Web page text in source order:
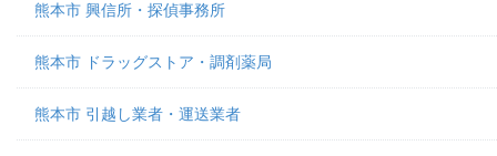
熊本市 興信所・探偵事務所
熊本市 ドラッグストア・調剤薬局
熊本市 引越し業者・運送業者